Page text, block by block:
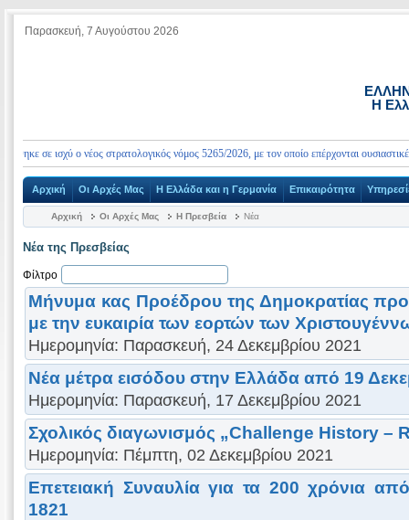
Παρασκευή, 7 Αυγούστου 2026
Η
σε ισχύ ο νέος στρατολογικός νόμος 5265/2026, με τον οποίο επέρχονται ουσιαστικές
Αρχική Οι Αρχές Μας Η Ελλάδα και η Γερμανία Επικαιρότητα
Αρχική Οι Αρχές Μας Η Πρεσβεία Νέα
Νέα της Πρεσβείας
Φίλτρο
Μήνυμα κας Προέδρου της Δημοκρατίας
με την ευκαιρία των εορτών των
Ημερομηνία: Παρασκευή, 24 Δεκεμβρίου 2021
Νέα μέτρα εισόδου στην Ελλάδα από 19
Ημερομηνία: Παρασκευή, 17 Δεκεμβρίου 2021
Σχολικός διαγωνισμός „Challenge History –
Ημερομηνία: Πέμπτη, 02 Δεκεμβρίου 2021
Επετειακή Συναυλία για τα 200 χρόνια
1821